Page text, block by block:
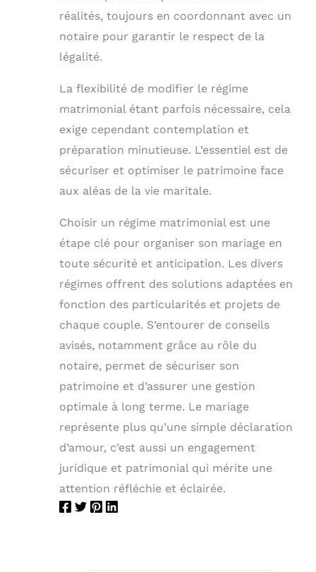
réalités, toujours en coordonnant avec un
notaire pour garantir le respect de la
légalité.
La flexibilité de modifier le régime
matrimonial étant parfois nécessaire, cela
exige cependant contemplation et
préparation minutieuse. L’essentiel est de
sécuriser et optimiser le patrimoine face
aux aléas de la vie maritale.
Choisir un régime matrimonial est une
étape clé pour organiser son mariage en
toute sécurité et anticipation. Les divers
régimes offrent des solutions adaptées en
fonction des particularités et projets de
chaque couple. S’entourer de conseils
avisés, notamment grâce au rôle du
notaire, permet de sécuriser son
patrimoine et d’assurer une gestion
optimale à long terme. Le mariage
représente plus qu’une simple déclaration
d’amour, c’est aussi un engagement
juridique et patrimonial qui mérite une
attention réfléchie et éclairée.